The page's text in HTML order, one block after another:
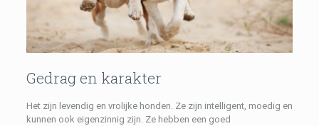
Gedrag en karakter
Het zijn levendig en vrolijke honden. Ze zijn intelligent, moedig en
kunnen ook eigenzinnig zijn. Ze hebben een goed